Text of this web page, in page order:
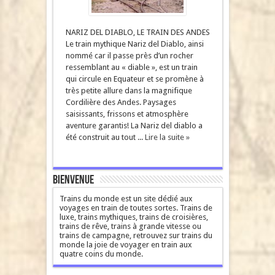
NARIZ DEL DIABLO, LE TRAIN DES ANDES
Le train mythique Nariz del Diablo, ainsi
nommé car il passe près d’un rocher
ressemblant au « diable », est un train
qui circule en Equateur et se promène à
très petite allure dans la magnifique
Cordilière des Andes. Paysages
saisissants, frissons et atmosphère
aventure garantis! La Nariz del diablo a
été construit au tout ... Lire la suite »
Bienvenue
Trains du monde est un site dédié aux
voyages en train de toutes sortes. Trains de
luxe, trains mythiques, trains de croisières,
trains de rêve, trains à grande vitesse ou
trains de campagne, retrouvez sur trains du
monde la joie de voyager en train aux
quatre coins du monde.